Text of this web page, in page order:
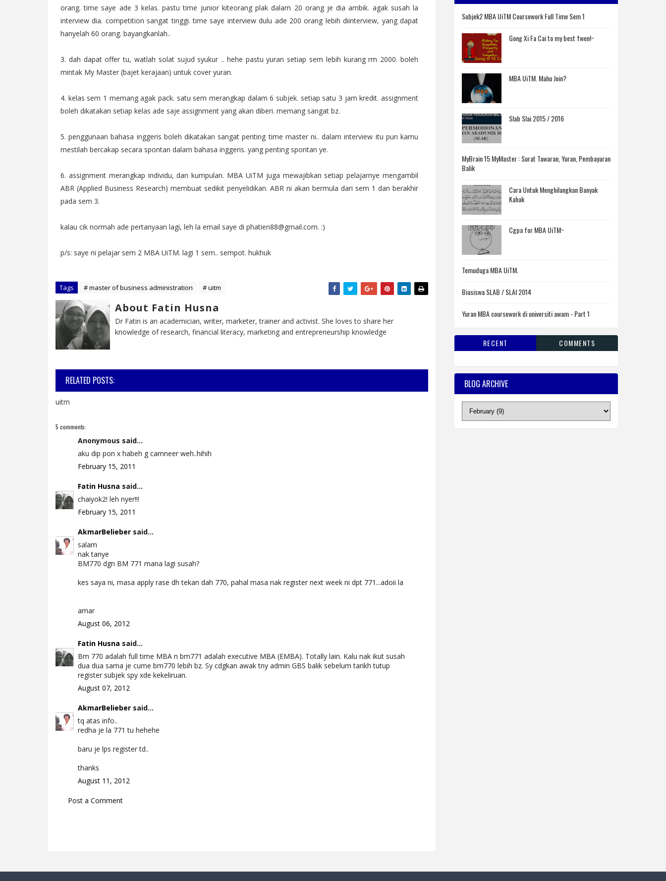
orang. time saye ade 3 kelas. pastu time junior kiteorang plak dalam 20 orang je dia ambik. agak susah la
interview dia. competition sangat tinggi. time saye interview dulu ade 200 orang lebih diinterview, yang dapat
hanyelah 60 orang. bayangkanlah..
3. dah dapat offer tu, watlah solat sujud syukur .. hehe pastu yuran setiap sem lebih kurang rm 2000. boleh
mintak My Master (bajet kerajaan) untuk cover yuran.
4. kelas sem 1 memang agak pack. satu sem merangkap dalam 6 subjek. setiap satu 3 jam kredit. assignment
boleh dikatakan setiap kelas ade saje assignment yang akan diberi. memang sangat bz.
5. penggunaan bahasa inggeris boleh dikatakan sangat penting time master ni.. dalam interview itu pun kamu
mestilah bercakap secara spontan dalam bahasa inggeris. yang penting spontan ye.
6. assignment merangkap individu, dan kumpulan. MBA UiTM juga mewajibkan setiap pelajarnye mengambil
ABR (Applied Business Research) membuat sedikit penyelidikan. ABR ni akan bermula dari sem 1 dan berakhir
pada sem 3.
kalau cik normah ade pertanyaan lagi, leh la email saye di phatien88@gmail.com. :)
p/s: saye ni pelajar sem 2 MBA UiTM. lagi 1 sem.. sempot. hukhuk
Tags # master of business administration # uitm
About Fatin Husna
Dr Fatin is an academician, writer, marketer, trainer and activist. She loves to share her
knowledge of research, financial literacy, marketing and entrepreneurship knowledge
RELATED POSTS:
uitm
5 comments:
Anonymous said...
aku dip pon x habeh g camneer weh..hihih
February 15, 2011
Fatin Husna said...
chaiyok2! leh nyer!!!
February 15, 2011
AkmarBelieber said...
salam
nak tanye
BM770 dgn BM 771 mana lagi susah?
kes saya ni, masa apply rase dh tekan dah 770, pahal masa nak register next week ni dpt 771...adoii la
amar
August 06, 2012
Fatin Husna said...
Bm 770 adalah full time MBA n bm771 adalah executive MBA (EMBA). Totally lain. Kalu nak ikut susah
dua dua sama je cume bm770 lebih bz. Sy cdgkan awak tny admin GBS balik sebelum tarikh tutup
register subjek spy xde kekeliruan.
August 07, 2012
AkmarBelieber said...
tq atas info..
redha je la 771 tu hehehe
baru je lps register td..
thanks
August 11, 2012
Post a Comment
Subjek2 MBA UiTM Coursework Full Time Sem 1
Gong Xi Fa Cai to my best fwen!~
MBA UiTM. Mahu Join?
Slab Slai 2015 / 2016
MyBrain 15 MyMaster : Surat Tawaran, Yuran, Pembayaran
Balik
Cara Untuk Menghilangkan Banyak
Kahak
Cgpa for MBA UiTM~
Temuduga MBA UiTM.
Biasiswa SLAB / SLAI 2014
Yuran MBA coursework di universiti awam - Part 1
RECENT COMMENTS
BLOG ARCHIVE